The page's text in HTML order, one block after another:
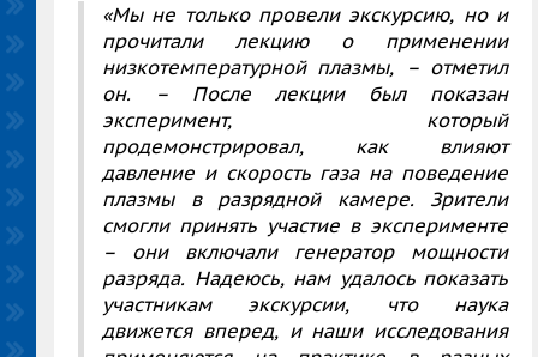
«Мы не только провели экскурсию, но и
прочитали лекцию о применении
низкотемпературной плазмы, – отметил
он. – После лекции был показан
эксперимент, который
продемонстрировал, как влияют
давление и скорость газа на поведение
плазмы в разрядной камере. Зрители
смогли принять участие в эксперименте
– они включали генератор мощности
разряда. Надеюсь, нам удалось показать
участникам экскурсии, что наука
движется вперед, и наши исследования